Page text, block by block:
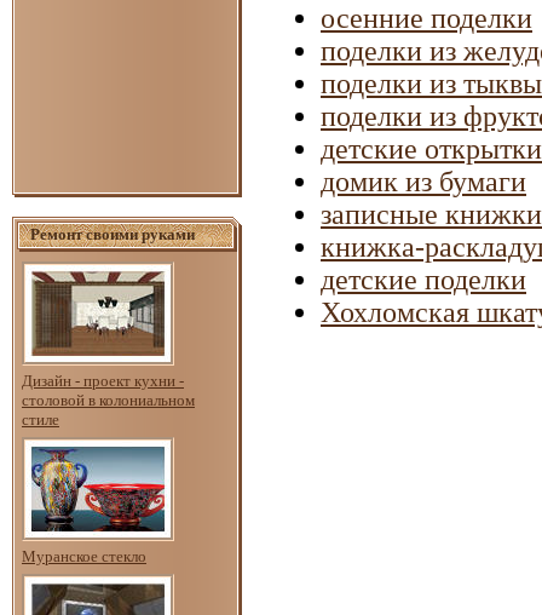
Ремонт своими руками
Дизайн - проект кухни -
столовой в колониальном
стиле
Муранское стекло
осенние поделки
поделки из
поделки из тыквы
поделки из
детские открытки
домик из бумаги
записные
книжка-
детские поделки
Хохломская